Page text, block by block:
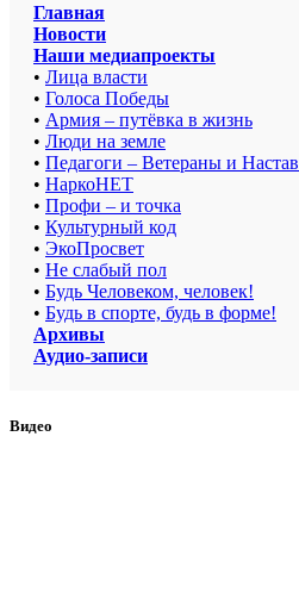
Главная
Новости
Наши медиапроекты
• Лица власти
• Голоса Победы
• Армия – путёвка в жизнь
• Люди на земле
• Педагоги – Ветераны и
• НаркоНЕТ
• Профи – и точка
• Культурный код
• ЭкоПросвет
• Не слабый пол
• Будь Человеком, человек!
• Будь в спорте, будь в форме!
Архивы
Аудио-записи
Видео